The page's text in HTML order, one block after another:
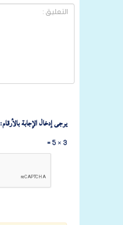
يرجى إدخال الإجابة بالأرقام:
3 × 5 =